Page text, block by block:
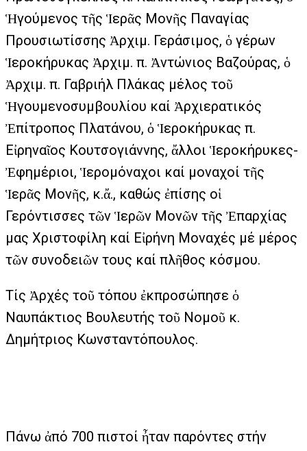
Ἡγούμενος τῆς Ἱερᾶς Μονῆς Παναγίας
Προυσιωτίσσης Ἀρχιμ. Γεράσιμος, ὁ γέρων
Ἱεροκήρυκας Ἀρχιμ. π. Ἀντώνιος Βαζούρας, ὁ
Ἀρχιμ. π. Γαβριήλ Πλάκας μέλος τοῦ
Ἡγουμενοσυμβουλίου καί Ἀρχιερατικός
Ἐπίτροπος Πλατάνου, ὁ Ἱεροκήρυκας π.
Εἰρηναῖος Κουτσογιάννης, ἄλλοι Ἱεροκήρυκες-
Ἐφημέριοι, Ἱερομόναχοι καί μοναχοί τῆς
Ἱερᾶς Μονῆς, κ.ἄ., καθώς ἐπίσης οἱ
Γερόντισσες τῶν Ἱερῶν Μονῶν τῆς Ἐπαρχίας
μας Χριστοφίλη καί Εἰρήνη Μοναχές μέ μέρος
τῶν συνοδειῶν τους καί πλῆθος κόσμου.
Τίς Ἀρχές τοῦ τόπου ἐκπροσώπησε ὁ
Ναυπάκτιος Βουλευτής τοῦ Νομοῦ κ.
Δημήτριος Κωνσταντόπουλος.
Πάνω ἀπό 700 πιστοί ἦταν παρόντες στήν